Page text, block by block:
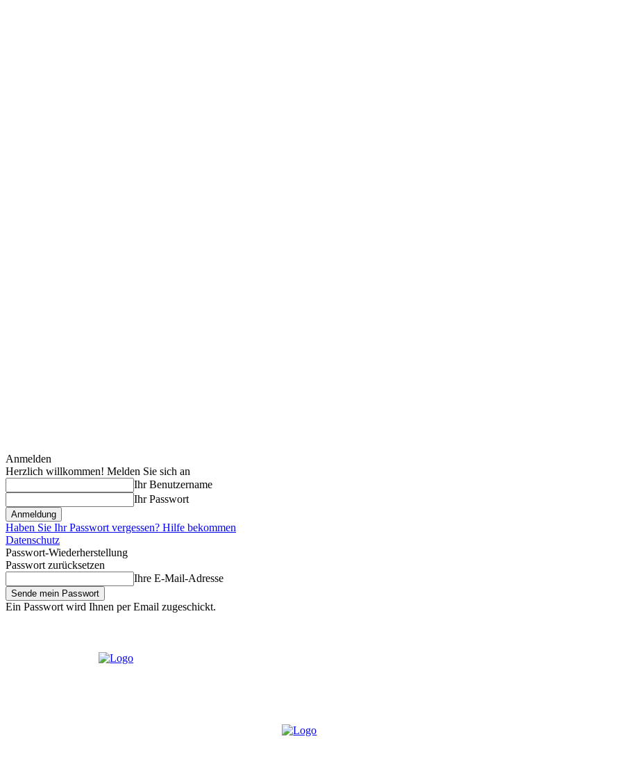
Anmelden
Herzlich willkommen! Melden Sie sich an
Ihr Benutzername
Ihr Passwort
Haben Sie Ihr Passwort vergessen? Hilfe bekommen
Datenschutz
Passwort-Wiederherstellung
Passwort zurücksetzen
Ihre E-Mail-Adresse
Ein Passwort wird Ihnen per Email zugeschickt.